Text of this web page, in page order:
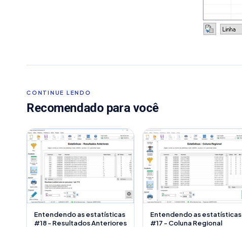
CONTINUE LENDO
Recomendado para você
Entendendo as estatísticas
#18 - Resultados Anteriores
Entendendo as estatísticas
#17 - Coluna Regional